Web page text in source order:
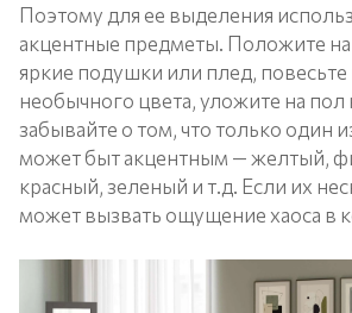
Поэтому для ее выделения
акцентные предметы. Положите
яркие подушки или плед,
необычного цвета, уложите на пол
забывайте о том, что только один
может быт акцентным — желтый,
красный, зеленый и т.д. Если их
может вызвать ощущение хаоса в